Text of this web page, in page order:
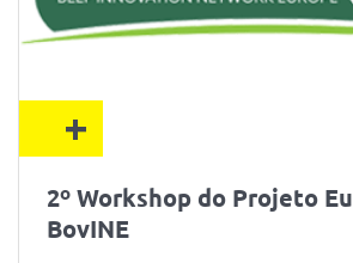
+
2º Workshop do Projeto
BovINE